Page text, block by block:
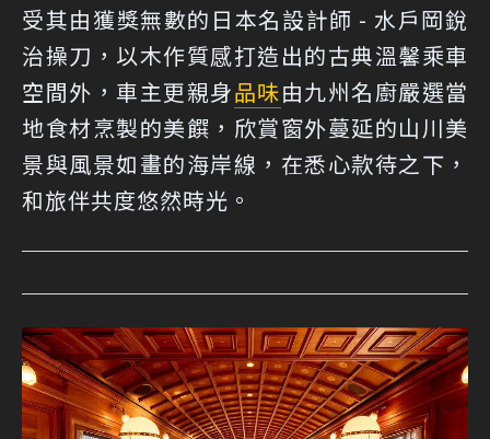
受其由獲獎無數的日本名設計師 - 水戶岡銳
治操刀，以木作質感打造出的古典溫馨乘車
空間外，車主更親身品味由九州名廚嚴選當
地食材烹製的美饌，欣賞窗外蔓延的山川美
景與風景如畫的海岸線，在悉心款待之下，
和旅伴共度悠然時光。